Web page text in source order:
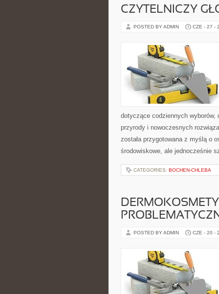
CZYTELNICZY
POSTED BY ADMIN CZE - 27 -
dotyczące codziennych wyborów,
przyrody i nowoczesnych
została przygotowana z myślą o
środowiskowe, ale jednocześnie
CATEGORIES: BOCHEN-CHLEBA
POSTED BY ADMIN CZE - 20 -